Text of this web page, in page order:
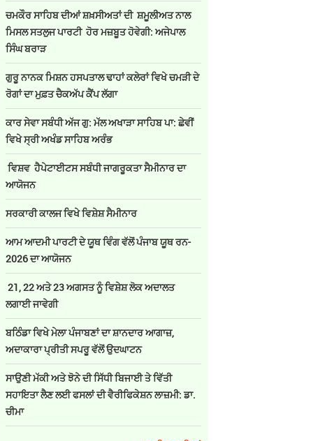
ਚਮਕੌਰ ਸਾਹਿਬ ਦੀਆਂ ਸ਼ਖ਼ਸੀਅਤਾਂ ਦੀ ਸ਼ਮੂਲੀਅਤ ਨਾਲ
ਮਿਸਲ ਸਤਲੁਜ ਪਾਰਟੀ ਹੋਰ ਮਜ਼ਬੂਤ ਹੋਵੇਗੀ: ਅਜੇਪਾਲ
ਸਿੰਘ ਬਰਾੜ
ਗੁਰੂ ਨਾਨਕ ਮਿਸ਼ਨ ਹਸਪਤਾਲ ਢਾਹਾਂ ਕਲੇਰਾਂ ਵਿਖੇ ਚਮੜੀ ਦੇ
ਰੋਗਾਂ ਦਾ ਮੁਫ਼ਤ ਚੈਕਅੱਪ ਕੈਂਪ ਲੱਗਾ
ਕਾਰ ਸੇਵਾ ਸਬੰਧੀ ਅੱਜ ਗੁ: ਮੱਲ ਅਖਾੜਾ ਸਾਹਿਬ ਪਾ: ਛੇਵੀਂ
ਵਿਖੇ ਸ੍ਰੀ ਅਖੰਡ ਸਾਹਿਬ ਅਰੰਭ
ਵਿਸ਼ਵ ਹੈਪੇਟਾਈਟਸ ਸਬੰਧੀ ਜਾਗਰੂਕਤਾ ਸੈਮੀਨਾਰ ਦਾ
ਆਯੋਜਨ
ਸਰਕਾਰੀ ਕਾਲਜ ਵਿਖੇ ਵਿਸ਼ੇਸ਼ ਸੈਮੀਨਾਰ
ਆਮ ਆਦਮੀ ਪਾਰਟੀ ਦੇ ਯੂਥ ਵਿੰਗ ਵੱਲੋਂ ਪੰਜਾਬ ਯੂਥ ਰਨ-
2026 ਦਾ ਆਯੋਜਨ
21, 22 ਅਤੇ 23 ਅਗਸਤ ਨੂੰ ਵਿਸ਼ੇਸ਼ ਲੋਕ ਅਦਾਲਤ
ਲਗਾਈ ਜਾਵੇਗੀ
ਬਠਿੰਡਾ ਵਿਖੇ ਮੇਲਾ ਪੰਜਾਬਣਾਂ ਦਾ ਸ਼ਾਨਦਾਰ ਆਗਾਜ਼,
ਅਦਾਕਾਰਾ ਪ੍ਰੀਤੀ ਸਪਰੂ ਵੱਲੋਂ ਉਦਘਾਟਨ
ਸਾਉਣੀ ਮੱਕੀ ਅਤੇ ਝੋਨੇ ਦੀ ਸਿੱਧੀ ਬਿਜਾਈ ਤੇ ਵਿੱਤੀ
ਸਹਾਇਤਾ ਲੈਣ ਲਈ ਫਸਲਾਂ ਦੀ ਵੈਰੀਫਿਕੇਸ਼ਨ ਲਾਜ਼ਮੀ: ਡਾ.
ਚੀਮਾ